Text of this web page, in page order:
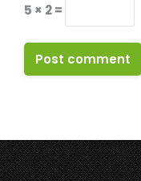
5 × 2 =
Post comment